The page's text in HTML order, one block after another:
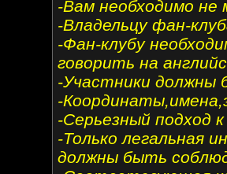
-Вам необходимо не
-Владельцу фан-
-Фан-клубу
говорить на
-Участники должны
-
-Серьезный подход
-Только легальная
должны быть